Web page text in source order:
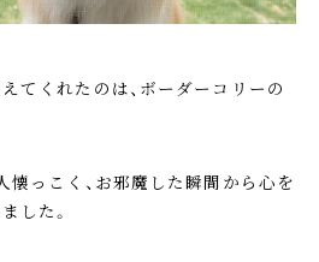
てくれたのは、ボーダーコリーの
懐っこく、お邪魔した瞬間から心を
した。